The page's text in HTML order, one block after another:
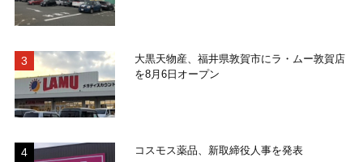
大黒天物産、福井県敦賀市にラ・ムー敦賀店
を8月6日オープン
コスモス薬品、新取締役人事を発表